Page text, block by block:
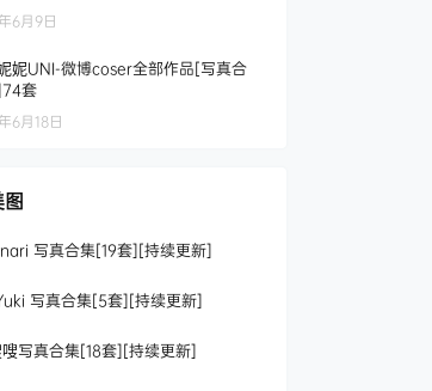
6月9日
妮UNI-微博coser全部作品[写真合
套
6月18日
写真合集[19套][持续更新]
写真合集[5套][持续更新]
写真合集[18套][持续更新]